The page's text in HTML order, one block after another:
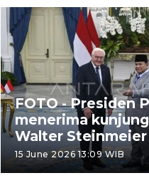
FOTO - Presiden
menerima
Walter Steinmeier
15 June 2026 13:09 WIB